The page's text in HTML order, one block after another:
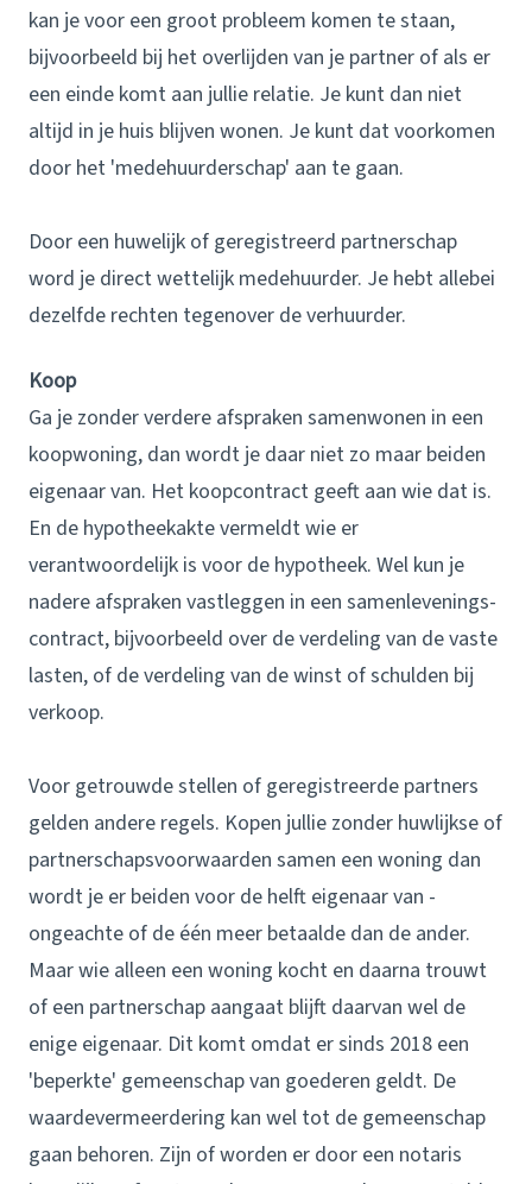
kan je voor een groot probleem komen te staan,
bijvoorbeeld bij het overlijden van je partner of als er
een einde komt aan jullie relatie. Je kunt dan niet
altijd in je huis blijven wonen. Je kunt dat voorkomen
door het 'medehuurderschap' aan te gaan.
Door een huwelijk of geregistreerd partnerschap
word je direct wettelijk medehuurder. Je hebt allebei
dezelfde rechten tegenover de verhuurder.
Koop
Ga je zonder verdere afspraken samenwonen in een
koopwoning, dan wordt je daar niet zo maar beiden
eigenaar van. Het koopcontract geeft aan wie dat is.
En de hypotheekakte vermeldt wie er
verantwoordelijk is voor de hypotheek. Wel kun je
nadere afspraken vastleggen in een samenlevenings­
contract, bijvoorbeeld over de verdeling van de vaste
lasten, of de verdeling van de winst of schulden bij
verkoop.
Voor getrouwde stellen of geregistreerde partners
gelden andere regels. Kopen jullie zonder huwlijkse of
partnerschaps­voorwaarden samen een woning dan
wordt je er beiden voor de helft eigenaar van -
ongeachte of de één meer betaalde dan de ander.
Maar wie alleen een woning kocht en daarna trouwt
of een partnerschap aangaat blijft daarvan wel de
enige eigenaar. Dit komt omdat er sinds 2018 een
'beperkte' gemeenschap van goederen geldt. De
waarde­vermeerdering kan wel tot de gemeenschap
gaan behoren. Zijn of worden er door een notaris